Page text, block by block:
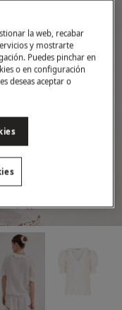
la web, recabar
y mostrarte
Puedes pinchar en
o en configuración
deseas aceptar o